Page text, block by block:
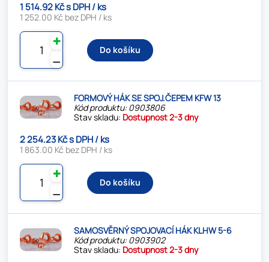
1 514.92 Kč s DPH / ks
1 252.00 Kč bez DPH / ks
⚊
✚
Do košíku
FORMOVÝ HÁK SE SPOJ.ČEPEM KFW 13
Kód produktu: 0903806
Stav skladu: Dostupnost 2-3 dny
2 254.23 Kč s DPH / ks
1 863.00 Kč bez DPH / ks
⚊
✚
Do košíku
SAMOSVĚRNÝ SPOJOVACÍ HÁK KLHW 5-6
Kód produktu: 0903902
Stav skladu: Dostupnost 2-3 dny